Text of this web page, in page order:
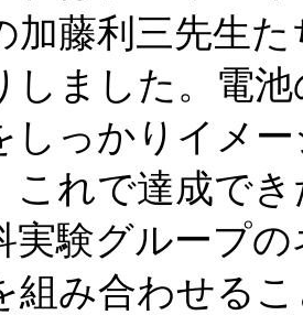
加藤利三先生
しました。電
しっかりイメ
これで達成で
実験グループ
組み合わせる